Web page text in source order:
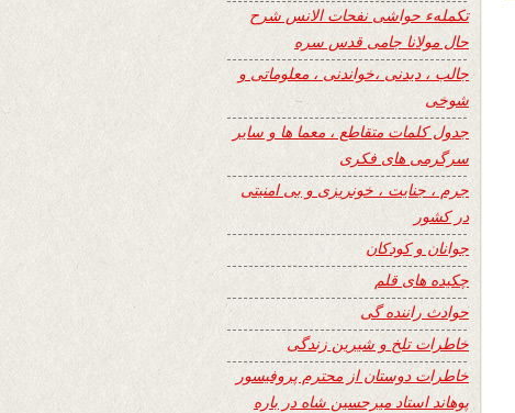
تکملهء حواشی نفحات الانس شرح
حال مولانا جامی قدس سره
جالب ، دیدنی ،خواندنی ، معلوماتی و
شوخی
جدول کلمات متقاطع ، معما ها و سایر
سرگرمی های فکری
جرم ، جنایت ، خونریزی و بی امنیتی
در کشور
جوانان و کودکان
چکیده های قلم
حوادث راننده گی
خاطرات تلخ و شیرین زندگی
خاطرات دوستان از محترم پروفیسور
پوهاند استاد میرحسین شاه در باره